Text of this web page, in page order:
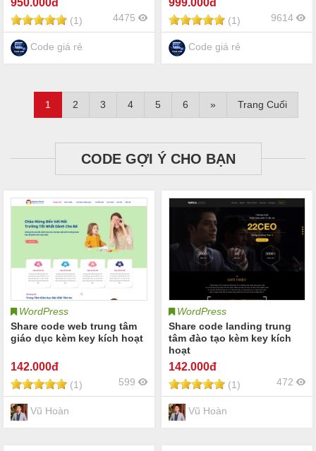
khách hàng kho hàng tồn
kho thu chi công nợ POS
bán hàng kho hàng
950.000đ
(1) 4475
Code giá rẻ
lý kho hàng thu chi công
nợ
999.000đ
(1) 9614
Code giá rẻ
1 2 3 4 5 6 » Trang Cuối
CODE GỢI Ý CHO BẠN
WordPress
Share code web trung tâm
giáo dục kèm key kích hoạt
142.000đ
(1) 599
Vũ Hoàn
WordPress
Share code landing trung
tâm đào tạo kèm key kích
hoạt
142.000đ
(1) 472
Vũ Hoàn